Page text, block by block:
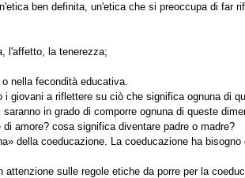
ben definita, un'etica che si preoccupa di far
l'affetto, la tenerezza;
nella fecondità educativa.
giovani a riflettere su ciò che significa ognuna di
in grado di comporre ognuna di queste
amore? cosa significa diventare padre o madre?
della coeducazione. La coeducazione ha
sulle regole etiche da porre per la